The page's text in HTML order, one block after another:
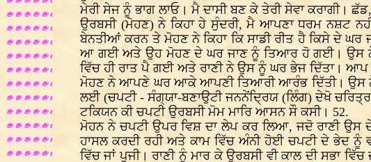
ਮੇਰੀ ਸੇਜ ਨੂੰ ਭਾਗ ਲਾਓ। ਮੈ ਦਾਸੀ ਬਣ ਕੇ ਤੇਰੀ ਸੇਵਾ ਕਰਾਗੀ।
ਉਰਬਸੀ (ਮੋਹਣ) ਨੇ ਕਿਹਾ ਹੇ ਸੁੰਦਰੀ, ਮੈ ਆਪਣਾ ਧਰਮ ਨਸ਼ਟ
ਬੇਨਤੀਆਂ ਕਰਨ ਤੇ ਮੋਹਣ ਨੇ ਕਿਹਾ ਕਿ ਸਾਡੀ ਰੀਤ ਹੈ ਕਿਸੇ ਦੇ
ਆ ਗਈ ਅਤੇ ਉਹ ਮੋਹਣ ਦੇ ਘਰ ਜਾਣ ਨੂੰ ਤਿਆਰ ਹੋ ਗਈ। ਉਸ ਨੇ
ਵਿੱਚ ਹੀ ਰਾਤ ਪੈ ਗਈ ਅਤੇ ਰਾਣੀ ਨੇ ਉਸ ਨੂੰ ਘਰ ਭੇਜ ਦਿੱਤਾ। ਆਪ
ਮੋਹਣ ਨੇ ਆਪਣੇ ਘਰ ਆਕੇ ਆਪਣੀ ਤਿਆਰੀ ਆਰੰਭ ਦਿੱਤੀ। ਉਸ ਨੇ
ਲਈ (ਚਪਟੀ - ਸੰਗ੍ਯਾ-ਬਣਾਉਟੀ ਜਨਨੇਂਦ੍ਰਿਯ (ਲਿੰਗ) ਦੇਖੋ
ਟਕਿਯਨ ਕੀ ਚਪਟੀ ਉਰਬਸੀ ਮੋਮ ਮਾਰਿ ਆਸਨ ਸੌ ਕਸੀ। 52.
ਮੋਹਨ ਨੇ ਚਪਟੀ ਉਪਰ ਵਿਸ਼ ਦਾ ਲੇਪ ਕਰ ਲਿਆ, ਜਦੋ ਰਾਣੀ
ਹਾਸਲ ਕਰਦੀ ਰਹੀ ਅਤੇ ਕਾਮ ਵਿੱਚ ਅੰਨੀ ਹੋਈ ਚਪਟੀ ਦੇ ਭੇਦ
ਵਿੱਚ ਜਾਂ ਪੁਜੀ। ਰਾਣੀ ਨੂੰ ਮਾਰ ਕੇ ਉਰਬਸੀ ਵੀ ਕਾਲ ਦੀ ਸਭਾ